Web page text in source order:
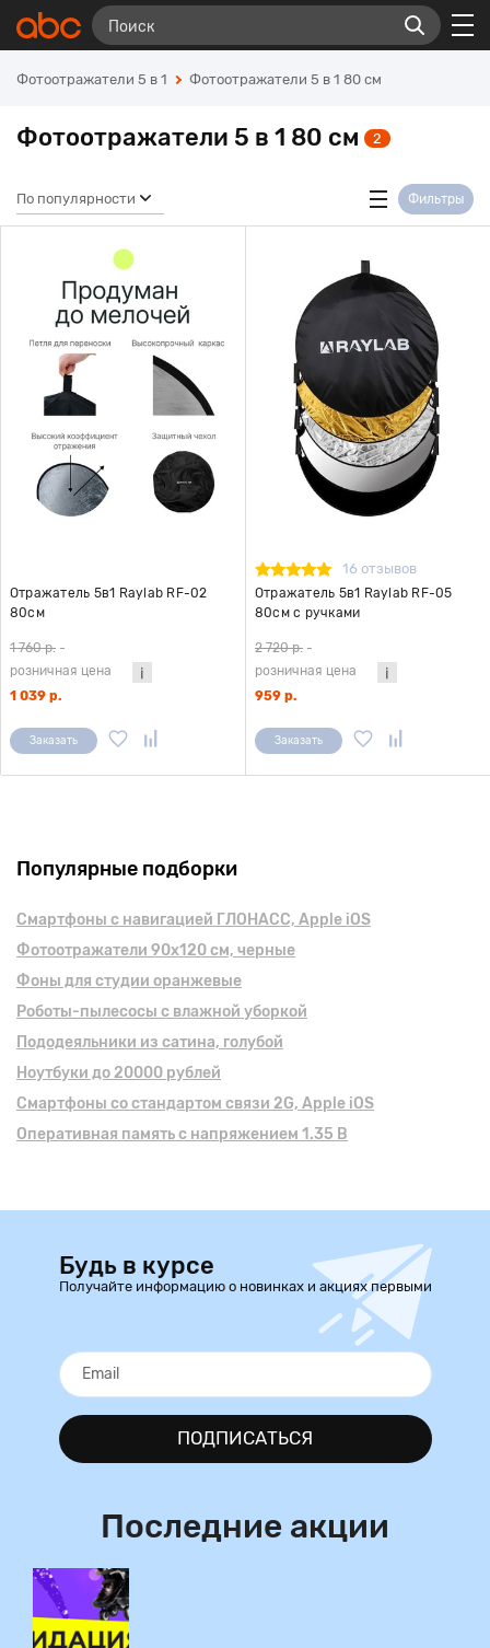
Фотоотражатели 5 в 1 Фотоотражатели 5 в 1 80 см
Фотоотражатели 5 в 1 80 см 2
По популярности Фильтры
Отражатель 5в1 Raylab RF-02
80см
1 760 р. -
розничная цена
1 039 р.
Заказать
16 отзывов
Отражатель 5в1 Raylab RF-05
80см с ручками
2 720 р. -
розничная цена
959 р.
Заказать
Популярные подборки
Смартфоны с навигацией ГЛОНАСС, Apple iOS
Фотоотражатели 90х120 см, черные
Фоны для студии оранжевые
Роботы-пылесосы с влажной уборкой
Пододеяльники из сатина, голубой
Ноутбуки до 20000 рублей
Смартфоны cо стандартом связи 2G, Apple iOS
Оперативная память с напряжением 1.35 В
Будь в курсе
Получайте информацию о новинках и акциях первыми
ПОДПИСАТЬСЯ
Последние акции